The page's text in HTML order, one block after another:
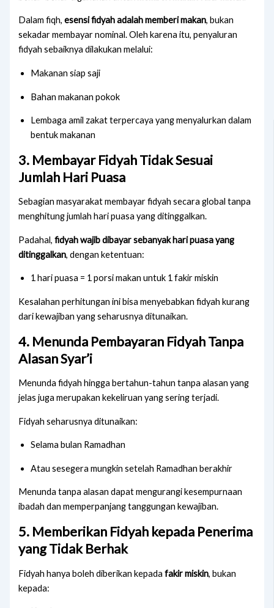
Dalam fiqh,esensi fidyah adalah memberi makan, bukan
sekadar membayar nominal. Oleh karena itu, penyaluran
fidyah sebaiknya dilakukan melalui:
Makanan siap saji
Bahan makanan pokok
Lembaga amil zakat terpercaya yang menyalurkan dalam
bentuk makanan
3. Membayar Fidyah Tidak Sesuai
Jumlah Hari Puasa
Sebagian masyarakat membayar fidyah secara global tanpa
menghitung jumlah hari puasa yang ditinggalkan.
Padahal,fidyah wajib dibayar sebanyak hari puasa yang
ditinggalkan, dengan ketentuan:
1 hari puasa = 1 porsi makan untuk 1 fakir miskin
Kesalahan perhitungan ini bisa menyebabkan fidyah kurang
dari kewajiban yang seharusnya ditunaikan.
4. Menunda Pembayaran Fidyah Tanpa
Alasan Syar’i
Menunda fidyah hingga bertahun-tahun tanpa alasan yang
jelas juga merupakan kekeliruan yang sering terjadi.
Fidyah seharusnya ditunaikan:
Selama bulan Ramadhan
Atau sesegera mungkin setelah Ramadhan berakhir
Menunda tanpa alasan dapat mengurangi kesempurnaan
ibadah dan memperpanjang tanggungan kewajiban.
5. Memberikan Fidyah kepada Penerima
yang Tidak Berhak
Fidyah hanya boleh diberikan kepadafakir miskin, bukan
kepada: